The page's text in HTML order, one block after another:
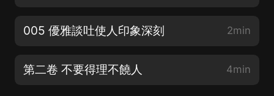
005 優雅談吐使人印象深刻 2min
第二卷 不要得理不饒人 4min